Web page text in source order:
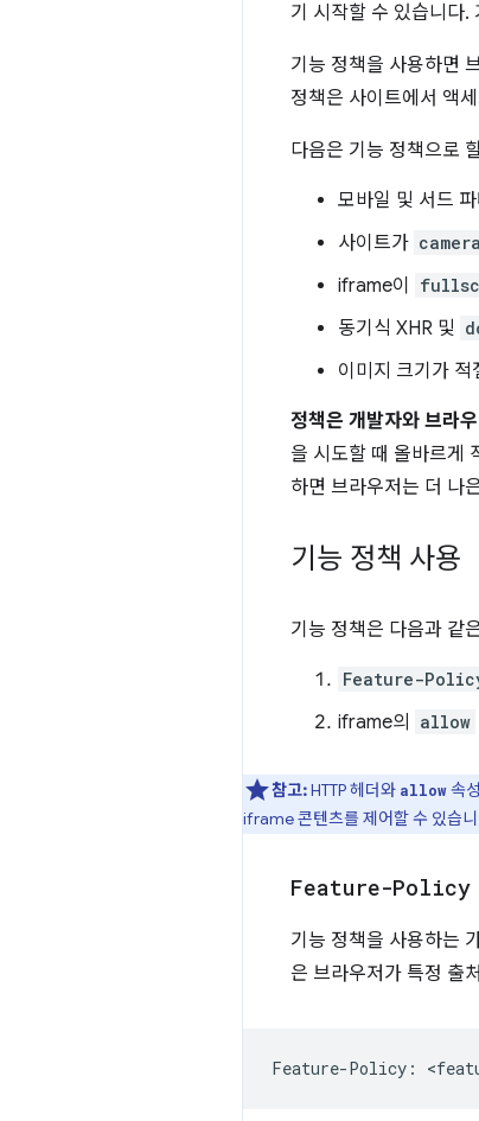
기 시작할 수 있습니다.
기능 정책을 사용하면
정책은 사이트에서 액
다음은 기능 정책으로
모바일 및 서드
사이트가 camera
iframe이
동기식 XHR 및
이미지 크기가
정책은 개발자와 브라
을 시도할 때 올바르게
하면 브라우저는 더 나
기능 정책 사용
기능 정책은 다음과 같
Feature-
iframe의
allow
참고:HTTP 헤더와 allow속
iframe 콘텐츠를 제어할 수 있습
Feature-Policy
기능 정책을 사용하는
은 브라우저가 특정 출